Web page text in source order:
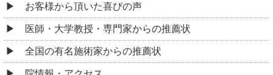
お客様から頂いた喜びの声
医師・大学教授・専門家からの推薦状
全国の有名施術家からの推薦状